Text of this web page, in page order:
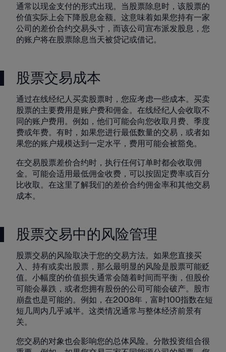
通常以现金支付的形式出现。当股票除息时，该股票的
价值实际上会下降股息金额。这意味着如果您持有一家
公司的差价合约交易头寸，而该公司宣布派发股息，您
的账户将在股票除息当天被贷记或借记。
股票交易成本
通过在线经纪人买卖股票时，您应考虑一些成本。买卖
股票的主要费用是账户费和佣金。在线经纪人会收取不
同的账户费用。例如，他们可能会向您收取月费、季度
费或年费。有时，如果您进行最低数量的交易，或者如
果您的账户规模达到一定水平，费用可能会被豁免。
在交易股票差价合约时，执行任何订单时都会收取佣
金。可能会适用最低佣金收费，可以按固定费率或百分
比收取。在这里了解我们的差价合约佣金率和其他交易
成本。
股票交易中的风险管理
股票交易的风险取决于您的交易方法。如果您直接买
入、持有或卖出股票，那么最明显的风险是股票可能贬
值。小幅度的价值损失通常会随着时间而平衡，但股价
可能会暴跌，或者您拥有股份的公司可能会破产。股市
崩盘也是可能的。例如，在2008年，富时100指数在短
短几周内几乎减半。这类情况通常与整体经济前景有
关。
您交易的对象也会影响您的总体风险。分散投资组合很